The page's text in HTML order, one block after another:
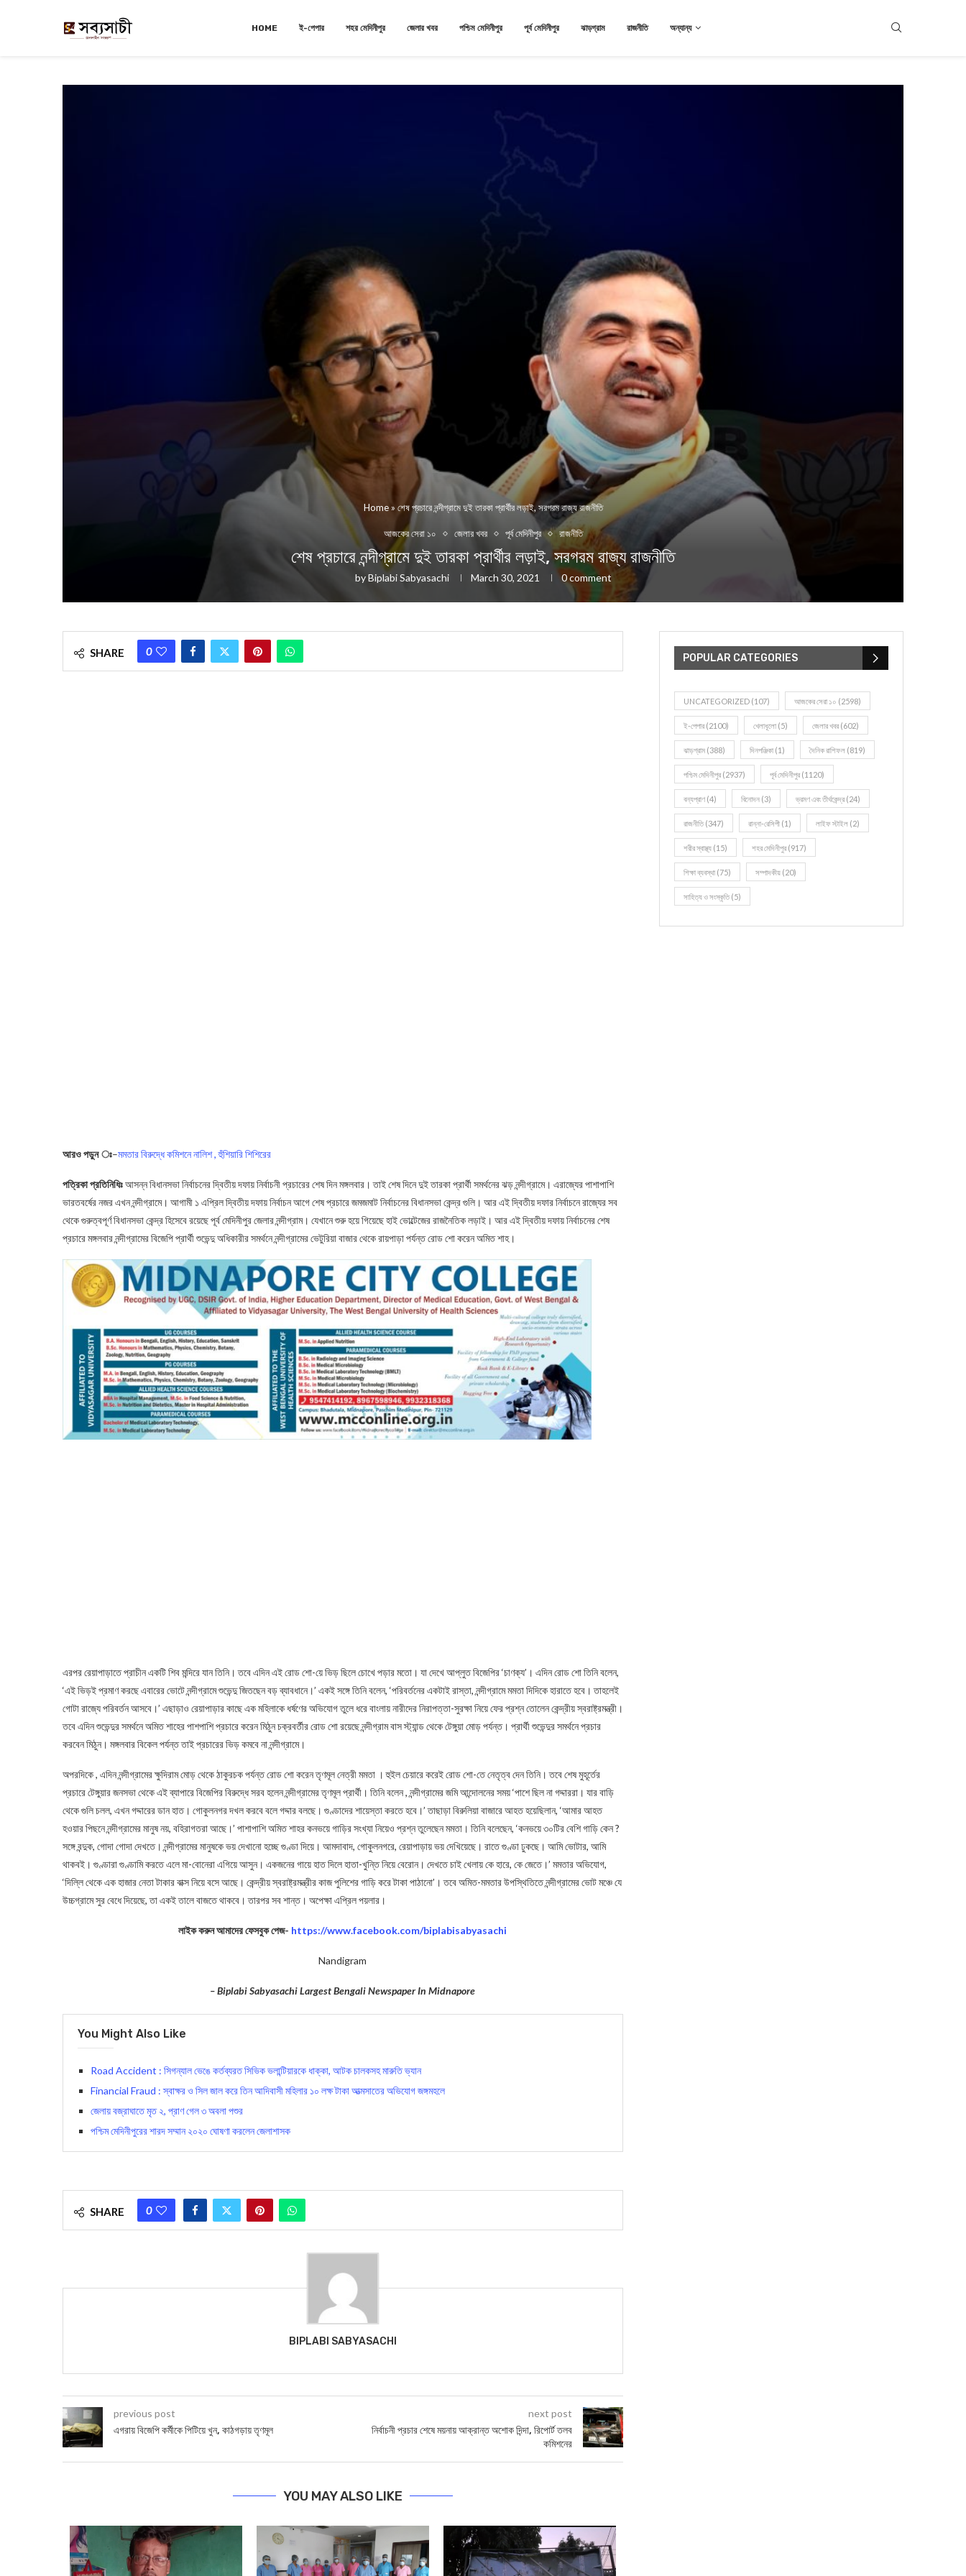
HOME ই-পেপার শহর মেদিনীপুর জেলার খবর পশ্চিম মেদিনীপুর পূর্ব মেদিনীপুর ঝাড়গ্রাম রাজনীতি অন্যান্য
Home» শেষ প্রচারে নন্দীগ্রামে দুই তারকা প্রার্থীর লড়াই, সরগরম রাজ্য রাজনীতি
আজকের সেরা ১০ জেলার খবর পূর্ব মেদিনীপুর রাজনীতি
শেষ প্রচারে নন্দীগ্রামে দুই তারকা প্রার্থীর লড়াই, সরগরম রাজ্য রাজনীতি
byBiplabi Sabyasachi March 30, 2021 0 comment
SHARE 0
আরও পড়ুন ঃ–মমতার বিরুদ্ধে কমিশনে নালিশ , হুঁশিয়ারি শিশিরের
পত্রিকা প্রতিনিধিঃআসন্ন বিধানসভা নির্বাচনের দ্বিতীয় দফায় নির্বাচনী প্রচারের শেষ দিন মঙ্গলবার। তাই শেষ দিনে দুই তারকা প্রার্থী সমর্থনের ঝড় নন্দীগ্রামে। এরাজ্যের পাশাপাশি
ভারতবর্ষের নজর এখন নন্দীগ্রামে। আগামী ১ এপ্রিল দ্বিতীয় দফায় নির্বাচন আগে শেষ প্রচারে জমজমাট নির্বাচনের বিধানসভা কেন্দ্র গুলি। আর এই দ্বিতীয় দফার নির্বাচনে রাজ্যের সব
থেকে গুরুত্বপূর্ণ বিধানসভা কেন্দ্র হিসেবে রয়েছে পূর্ব মেদিনীপুর জেলার নন্দীগ্রাম। যেখানে শুরু হয়ে গিয়েছে হাই ভোল্টেজের রাজনৈতিক লড়াই। আর এই দ্বিতীয় দফায় নির্বাচনের শেষ
প্রচারে মঙ্গলবার নন্দীগ্রামের বিজেপি প্রার্থী শুভেন্দু অধিকারীর সমর্থনে নন্দীগ্রামের ভেটুরিয়া বাজার থেকে রায়পাড়া পর্যন্ত রোড শো করেন অমিত শাহ।
এরপর রেয়াপাড়াতে প্রাচীন একটি শিব মন্দিরে যান তিনি। তবে এদিন এই রোড শো-য়ে ভিড় ছিলে চোখে পড়ার মতো। যা দেখে আপ্লুত বিজেপির ‘চাণক্য’। এদিন রোড শো তিনি বলেন,
‘এই ভিড়ই প্রমাণ করছে এবারের ভোটে নন্দীগ্রামে শুভেন্দু জিতছেন বড় ব্যাবধানে।’ একই সঙ্গে তিনি বলেন, ‘পরিবর্তনের একটাই রাস্তা, নন্দীগ্রামে মমতা দিদিকে হারাতে হবে। তাহলেই
গোটা রাজ্যে পরিবর্তন আসবে।’ এছাড়াও রেয়াপাড়ার কাছে এক মহিলাকে ধর্ষণের অভিযোগ তুলে ধরে বাংলায় নারীদের নিরাপত্তা-সুরক্ষা নিয়ে ফের প্রশ্ন তোলেন কেন্দ্রীয় স্বরাষ্ট্রমন্ত্রী।
তবে এদিন শুভেন্দুর সমর্থনে অমিত শাহের পাশপাশি প্রচারে করেন মিঠুন চক্রবর্তীর রোড শো রয়েছে নন্দীগ্রাম বাস স্ট্যান্ড থেকে টেঙ্গুয়া মোড় পর্যন্ত। প্রার্থী শুভেন্দুর সমর্থনে প্রচার
করবেন মিঠুন। মঙ্গলবার বিকেল পর্যন্ত তাই প্রচারের ভিড় কমবে না নন্দীগ্রামে।
অপরদিকে , এদিন নন্দীগ্রামের ক্ষুদিরাম মোড় থেকে ঠাকুরচক পর্যন্ত রোড শো করেন তৃণমূল নেত্রী মমতা । হুইল চেয়ারে করেই রোড শো-তে নেতৃত্ব দেন তিনি। তবে শেষ মুহূর্তের
প্রচারে টেঙ্গুয়ার জনসভা থেকে এই ব্যাপারে বিজেপির বিরুদ্ধে সরব হলেন নন্দীগ্রামের তৃণমূল প্রার্থী। তিনি বলেন , নন্দীগ্রামের জমি আন্দোলনের সময় ‘পাশে ছিল না গদ্দাররা। যার বাড়ি
থেকে গুলি চলল, এখন গদ্দারের ডান হাত। গোকুলনগর দখল করবে বলে গদ্দার বলছে। গুণ্ডাদের শায়েস্তা করতে হবে।’ তাছাড়া বিরুলিয়া বাজারে আহত হয়েছিলান, ‘আমার আহত
হওয়ার পিছনে নন্দীগ্রামের মানুষ নয়, বহিরাগতরা আছে।’ পাশাপাশি অমিত শাহর কনভয়ে গাড়ির সংখ্যা নিয়েও প্রশ্ন তুলেছেন মমতা। তিনি বলেছেন, ‘কনভয়ে ৩০টির বেশি গাড়ি কেন ?
সঙ্গে বন্দুক, গোদা গোদা দেখতে। নন্দীগ্রামের মানুষকে ভয় দেখানো হচ্ছে গুণ্ডা দিয়ে। আমদাবাদ, গোকুলনগরে, রেয়াপাড়ায় ভয় দেখিয়েছে। রাতে গুণ্ডা ঢুকছে। আমি ভোটার, আমি
থাকবই। গুণ্ডারা গুণ্ডামি করতে এলে মা-বোনেরা এগিয়ে আসুন। একজনের গায়ে হাত দিলে হাতা-খুন্তি নিয়ে বেরোন। দেখতে চাই খেলায় কে হারে, কে জেতে।’ মমতার অভিযোগ,
‘দিল্লি থেকে এক হাজার নেতা টাকার বাক্স নিয়ে বসে আছে। কেন্দ্রীয় স্বরাষ্ট্রমন্ত্রীর কাজ পুলিশের গাড়ি করে টাকা পাঠানো’। তবে অমিত-মমতার উপস্থিতিতে নন্দীগ্রামের ভোট মঞ্চে যে
উচ্চগ্রামে সুর বেধে দিয়েছে, তা একই তালে বাজতে থাকবে। তারপর সব শান্ত। অপেক্ষা এপ্রিল পয়লার।
লাইক করুন আমাদের ফেসবুক পেজ- https://www.facebook.com/biplabisabyasachi
Nandigram
– Biplabi Sabyasachi Largest Bengali Newspaper In Midnapore
You Might Also Like
Road Accident : সিগন্যাল ভেঙে কর্তব্যরত সিভিক ভলান্টিয়ারকে ধাক্কা, আটক চালকসহ মারুতি ভ্যান
Financial Fraud : স্বাক্ষর ও সিল জাল করে তিন আদিবাসী মহিলার ১০ লক্ষ টাকা আত্মসাতের অভিযোগ জঙ্গমহলে
জেলায় বজ্রাঘাতে মৃত ২, প্রাণ গেল ৩ অবলা পশুর
পশ্চিম মেদিনীপুরের শারদ সম্মান ২০২০ ঘোষণা করলেন জেলাশাসক
SHARE 0
BIPLABI SABYASACHI
previous post
এগরায় বিজেপি কর্মীকে পিটিয়ে খুন, কাঠগড়ায় তৃণমূল
next post
নির্বাচনী প্রচার শেষে ময়নায় আক্রান্ত অশোক দিন্দা, রিপোর্ট তলব
কমিশনের
YOU MAY ALSO LIKE
POPULAR CATEGORIES
UNCATEGORIZED (107) আজকের সেরা ১০ (2598)
ই-পেপার (2100) খেলাধূলো (5) জেলার খবর (602)
ঝাড়গ্রাম (388) দিনপঞ্জিকা (1) দৈনিক রাশিফল (819)
পশ্চিম মেদিনীপুর (2937) পূর্ব মেদিনীপুর (1120)
বন্যপ্রাণ (4) বিনোদন (3) ভ্রমণ এবং তীর্থকেন্দ্র (24)
রাজনীতি(347) রান্না-রেসিপী (1) লাইফ স্টাইল (2)
শরীর স্বাস্থ্য (15) শহর মেদিনীপুর (917)
শিক্ষা ব্যবস্থা (75) সম্পাদকীয় (20)
সাহিত্য ও সংস্কৃতি(5)